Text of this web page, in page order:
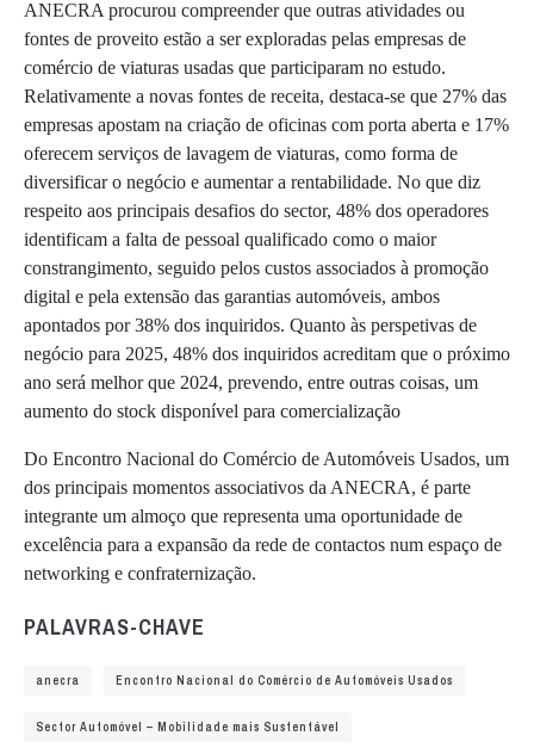
ANECRA procurou compreender que outras atividades ou
fontes de proveito estão a ser exploradas pelas empresas de
comércio de viaturas usadas que participaram no estudo.
Relativamente a novas fontes de receita, destaca-se que 27% das
empresas apostam na criação de oficinas com porta aberta e 17%
oferecem serviços de lavagem de viaturas, como forma de
diversificar o negócio e aumentar a rentabilidade. No que diz
respeito aos principais desafios do sector, 48% dos operadores
identificam a falta de pessoal qualificado como o maior
constrangimento, seguido pelos custos associados à promoção
digital e pela extensão das garantias automóveis, ambos
apontados por 38% dos inquiridos. Quanto às perspetivas de
negócio para 2025, 48% dos inquiridos acreditam que o próximo
ano será melhor que 2024, prevendo, entre outras coisas, um
aumento do stock disponível para comercialização
Do Encontro Nacional do Comércio de Automóveis Usados, um
dos principais momentos associativos da ANECRA, é parte
integrante um almoço que representa uma oportunidade de
excelência para a expansão da rede de contactos num espaço de
networking e confraternização.
PALAVRAS-CHAVE
anecra Encontro Nacional do Comércio de Automóveis Usados
Sector Automóvel – Mobilidade mais Sustentável